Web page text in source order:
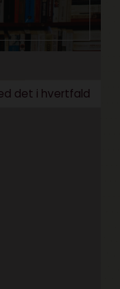
det i hvertfald